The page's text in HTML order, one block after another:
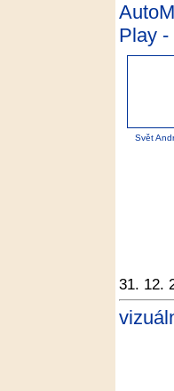
Play -
Svět
31. 12.